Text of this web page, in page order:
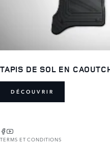
TAPIS DE SOL EN
DÉCOUVRIR
TERMS ET CONDITIONS